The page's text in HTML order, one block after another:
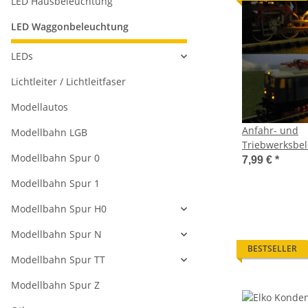
Anfahr- und
0805 für
7,99 € *
BESTSELLER
LED Waggonbeleuchtung
LEDs
Lichtleiter / Lichtleitfaser
Modellautos
Modellbahn LGB
Modellbahn Spur 0
Modellbahn Spur 1
Modellbahn Spur H0
Modellbahn Spur N
Modellbahn Spur TT
Modellbahn Spur Z